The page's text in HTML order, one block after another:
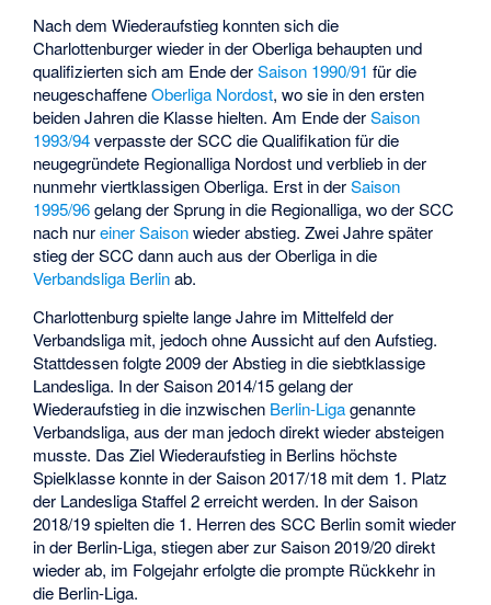
Nach dem Wiederaufstieg konnten sich die
Charlottenburger wieder in der Oberliga behaupten und
qualifizierten sich am Ende derSaison 1990/91 für die
neugeschaffeneOberliga Nordost, wo sie in den ersten
beiden Jahren die Klasse hielten. Am Ende derSaison
1993/94verpasste der SCC die Qualifikation für die
neugegründete Regionalliga Nordost und verblieb in der
nunmehr viertklassigen Oberliga. Erst in derSaison
1995/96gelang der Sprung in die Regionalliga, wo der SCC
nach nureiner Saisonwieder abstieg. Zwei Jahre später
stieg der SCC dann auch aus der Oberliga in die
Verbandsliga Berlinab.
Charlottenburg spielte lange Jahre im Mittelfeld der
Verbandsliga mit, jedoch ohne Aussicht auf den Aufstieg.
Stattdessen folgte 2009 der Abstieg in die siebtklassige
Landesliga. In der Saison 2014/15 gelang der
Wiederaufstieg in die inzwischen Berlin-Ligagenannte
Verbandsliga, aus der man jedoch direkt wieder absteigen
musste. Das Ziel Wiederaufstieg in Berlins höchste
Spielklasse konnte in der Saison 2017/18 mit dem 1. Platz
der Landesliga Staffel 2 erreicht werden. In der Saison
2018/19 spielten die 1. Herren des SCC Berlin somit wieder
in der Berlin-Liga, stiegen aber zur Saison 2019/20 direkt
wieder ab, im Folgejahr erfolgte die prompte Rückkehr in
die Berlin-Liga.